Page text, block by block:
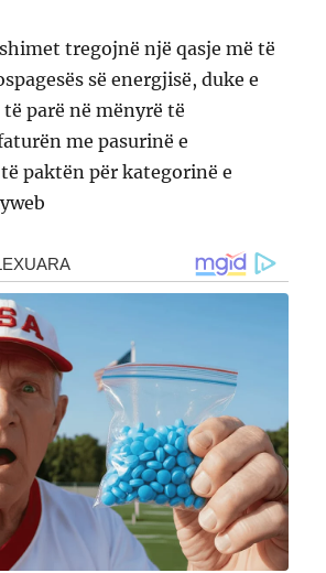
tregojnë një qasje më të
së energjisë, duke e
parë në mënyrë të
me pasurinë e
paktën për kategorinë e